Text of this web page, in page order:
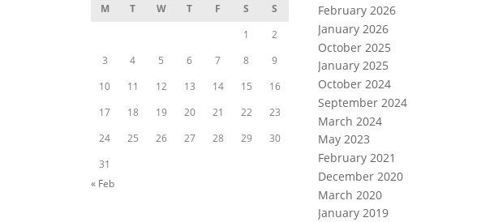
M T W T F S
S
1
2
3
4 5 6 7 8
9
10
11 12 13 14 15
16
17
18 19 20 21 22
23
24
25 26 27 28 29
30
31
« Feb
February 2026
January 2026
October 2025
January 2025
October 2024
September 2024
March 2024
May 2023
February 2021
December 2020
March 2020
January 2019